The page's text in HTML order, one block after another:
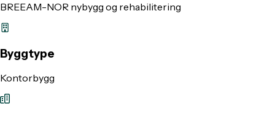
BREEAM-NOR nybygg og rehabilitering
Byggtype
Kontorbygg